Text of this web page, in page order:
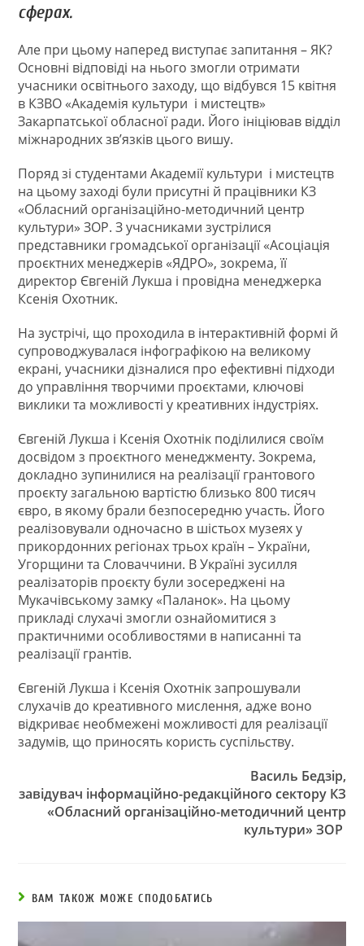
сферах.
Але при цьому наперед виступає запитання – ЯК?
Основні відповіді на нього змогли отримати
учасники освітнього заходу, що відбувся 15 квітня
в КЗВО «Академія культури і мистецтв»
Закарпатської обласної ради. Його ініціював відділ
міжнародних зв’язків цього вишу.
Поряд зі студентами Академії культури і мистецтв
на цьому заході були присутні й працівники КЗ
«Обласний організаційно-методичний центр
культури» ЗОР. З учасниками зустрілися
представники громадської організації «Асоціація
проєктних менеджерів «ЯДРО», зокрема, її
директор Євгеній Лукша і провідна менеджерка
Ксенія Охотник.
На зустрічі, що проходила в інтерактивній формі й
супроводжувалася інфографікою на великому
екрані, учасники дізналися про ефективні підходи
до управління творчими проєктами, ключові
виклики та можливості у креативних індустріях.
Євгеній Лукша і Ксенія Охотнік поділилися своїм
досвідом з проєктного менеджменту. Зокрема,
докладно зупинилися на реалізації грантового
проєкту загальною вартістю близько 800 тисяч
євро, в якому брали безпосередню участь. Його
реалізовували одночасно в шістьох музеях у
прикордонних регіонах трьох країн – України,
Угорщини та Словаччини. В Україні зусилля
реалізаторів проєкту були зосереджені на
Мукачівському замку «Паланок». На цьому
прикладі слухачі змогли ознайомитися з
практичними особливостями в написанні та
реалізації грантів.
Євгеній Лукша і Ксенія Охотнік запрошували
слухачів до креативного мислення, адже воно
відкриває необмежені можливості для реалізації
задумів, що приносять користь суспільству.
Василь Бедзір,
завідувач інформаційно-редакційного сектору КЗ
«Обласний організаційно-методичний центр
культури» ЗОР
ВАМ ТАКОЖ МОЖЕ СПОДОБАТИСЬ